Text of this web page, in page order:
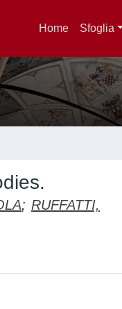
Home Sfoglia
; RUFFATTI,